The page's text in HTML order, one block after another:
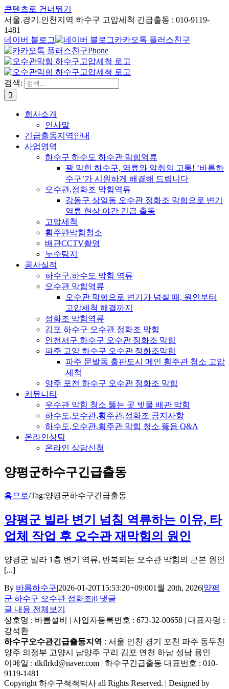
콘텐츠로 건너뛰기
서울.경기.인천지역 하수구 고압세척 긴급출동 : 010-9119-
1481
네이버 블로그
카카오톡 플러스친구
Phone
검색:
회사소개
인사말
긴급출동지역안내
사업영역
하수구 하수도 하수관 막힘역류
꽉 막힌 하수구, 역류와 악취의 고통! ‘바름하
수구’가 시원하게 해결해 드립니다
오수관,정화조 막힘역류
강동구 상일동 오수관 정화조 막힘으로 변기
역류 현상 야간 긴급 출동
고압세척
횡주관막힘청소
배관CCTV촬영
누수탐지
공사실적
하수구.하수도 막힘 역류
오수관 막힘역류
오수관 막힘으로 변기가 넘칠 때, 원인부터
고압세척 해결까지
정화조 막힘역류
김포 하수구 오수관 정화조 막힘
인천서구 하수구 오수관 정화조 막힘
파주 고양 하수구 오수관 정화조막힘
파주 문발동 출판도시 메인 횡주관 청소 고압
세척
양주 포천 하수구 오수관 정화조 막힘
커뮤니티
우수관 막힘 청소 뚫는 곳 빗물 배관 막힘
하수도,오수관,횡주관,정화조 공지사항
하수도,오수관,횡주관 막힘 청소 뚫음 Q&A
온라인상담
온라인 상담신청
양평군하수구긴급출동
홈으로/Tag:양평군하수구긴급출동
양평군 빌라 변기 넘침 역류하는 이유, 타
업체 작업 후 오수관 재막힘의 원인
양평군 빌라 1층 변기 역류, 반복되는 오수관 막힘의 근본 원인
[...]
By 바름하수구|2026-01-20T15:53:20+09:001월 20th, 2026|양평
군 하수구 오수관 정화조|0 댓글
글 내용 전체보기
상호명 : 바름설비 | 사업자등록번호 : 673-32-00658 | 대표자명 :
강석환
하수구오수관긴급출동지역 : 서울 인천 경기 포천 파주 동두천
양주 의정부 고양시 남양주 구리 김포 연천 하남 성남 용인
이메일 : dkflrkd@naver.com | 하수구긴급출동 대표번호 : 010-
9119-1481
Copyright 하수구척척박사 all Rights Reserved. | Designed by